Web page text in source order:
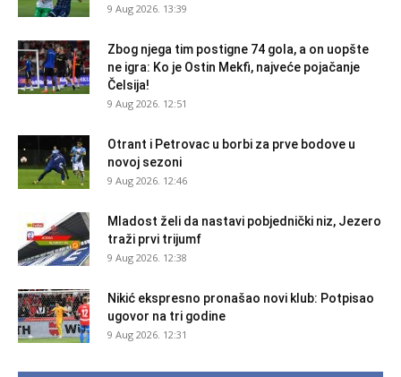
9 Aug 2026. 13:39
Zbog njega tim postigne 74 gola, a on uopšte
ne igra: Ko je Ostin Mekfi, najveće pojačanje
Čelsija!
9 Aug 2026. 12:51
Otrant i Petrovac u borbi za prve bodove u
novoj sezoni
9 Aug 2026. 12:46
Mladost želi da nastavi pobjednički niz, Jezero
traži prvi trijumf
9 Aug 2026. 12:38
Nikić ekspresno pronašao novi klub: Potpisao
ugovor na tri godine
9 Aug 2026. 12:31